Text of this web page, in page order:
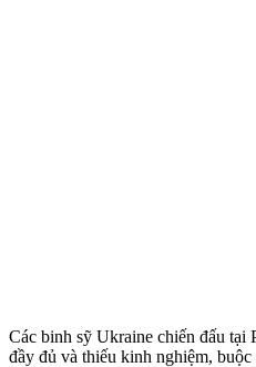
Các binh sỹ Ukraine chiến đấu tại
đầy đủ và thiếu kinh nghiệm,